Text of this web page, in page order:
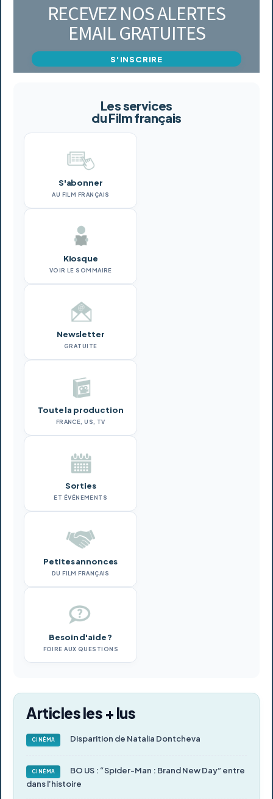
RECEVEZ NOS ALERTES
EMAIL GRATUITES
S'INSCRIRE
Les services
du Film français
S'abonner
AU FILM FRANÇAIS
Kiosque
VOIR LE SOMMAIRE
Newsletter
GRATUITE
Toute la production
FRANCE, US, TV
Sorties
ET ÉVÉNEMENTS
Petites annonces
DU FILM FRANÇAIS
Besoin d'aide ?
FOIRE AUX QUESTIONS
Articles les + lus
CINÉMA Disparition de Natalia Dontcheva
CINÉMA
BO US : “Spider-Man : Brand New Day” entre
dans l’histoire